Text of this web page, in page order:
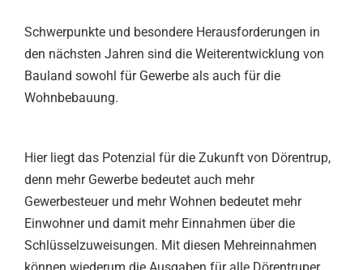
Schwerpunkte und besondere Herausforderungen in
den nächsten Jahren sind die Weiterentwicklung von
Bauland sowohl für Gewerbe als auch für die
Wohnbebauung.
Hier liegt das Potenzial für die Zukunft von Dörentrup,
denn mehr Gewerbe bedeutet auch mehr
Gewerbesteuer und mehr Wohnen bedeutet mehr
Einwohner und damit mehr Einnahmen über die
Schlüsselzuweisungen. Mit diesen Mehreinnahmen